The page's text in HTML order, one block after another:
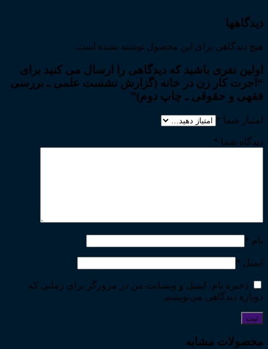
دیدگاهها
هیچ دیدگاهی برای این محصول نوشته نشده است.
اولین نفری باشید که دیدگاهی را ارسال می کنید برای
“اجرت کار زن در خانه (گزارش نشست علمی ـ بررسی
فقهی و حقوقی ـ چاپ دوم)”
امتیاز شما *
دیدگاه شما *
نام *
ایمیل *
ذخیره نام، ایمیل و وبسایت من در مرورگر برای زمانی که
دوباره دیدگاهی می‌نویسم.
محصولات مشابه